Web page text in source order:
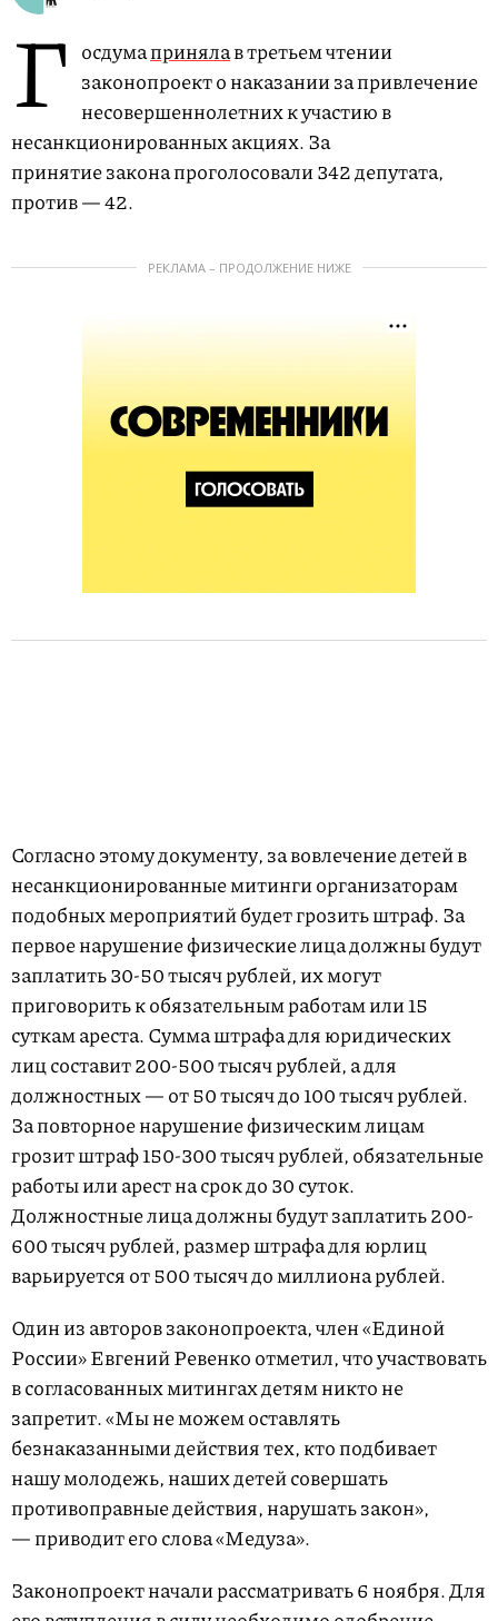
Г осдумапринялав третьем чтении
законопроект о наказании за привлечение
несовершеннолетних к участию в
несанкционированных акциях. За
принятие закона проголосовали 342 депутата,
против — 42.
РЕКЛАМА – ПРОДОЛЖЕНИЕ НИЖЕ
Согласно этому документу, за вовлечение детей в
несанкционированные митинги организаторам
подобных мероприятий будет грозить штраф. За
первое нарушение физические лица должны будут
заплатить 30-50 тысяч рублей, их могут
приговорить к обязательным работам или 15
суткам ареста. Сумма штрафа для юридических
лиц составит 200-500 тысяч рублей, а для
должностных — от 50 тысяч до 100 тысяч рублей.
За повторное нарушение физическим лицам
грозит штраф 150-300 тысяч рублей, обязательные
работы или арест на срок до 30 суток.
Должностные лица должны будут заплатить 200-
600 тысяч рублей, размер штрафа для юрлиц
варьируется от 500 тысяч до миллиона рублей.
Один из авторов законопроекта, член «Единой
России» Евгений Ревенко отметил, что участвовать
в согласованных митингах детям никто не
запретит. «Мы не можем оставлять
безнаказанными действия тех, кто подбивает
нашу молодежь, наших детей совершать
противоправные действия, нарушать закон»,
— приводит его слова «Медуза».
Законопроект начали рассматривать 6 ноября. Для